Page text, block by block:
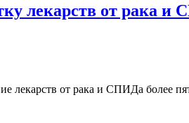
лекарств от рака и
лекарств от рака и СПИДа более